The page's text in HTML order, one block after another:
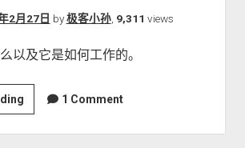
2月27日 by极客小孙, 9,311 views
以及它是如何工作的。
ChatGPT
提
示
1 Comment